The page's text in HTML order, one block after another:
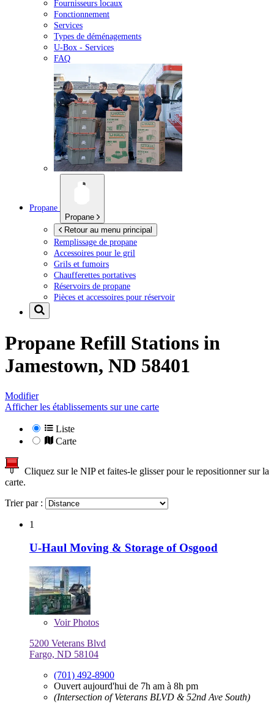
Fournisseurs locaux
Fonctionnement
Services
Types de déménagements
U-Box - Services
FAQ
Propane
Propane
Retour au menu principal
Remplissage de propane
Accessoires pour le gril
Grils et fumoirs
Chaufferettes portatives
Réservoirs de propane
Pièces et accessoires pour réservoir
Propane Refill Stations in
Jamestown, ND 58401
Modifier
Afficher les établissements sur une carte
Liste
Carte
Cliquez sur le NIP et faites-le glisser pour le repositionner sur la
carte.
Trier par :
1
U-Haul Moving & Storage of Osgood
VoirPhotos
5200 Veterans Blvd
Fargo, ND 58104
(701) 492-8900
Ouvert aujourd'hui de 7h am à 8h pm
(Intersection of Veterans BLVD & 52nd Ave South)